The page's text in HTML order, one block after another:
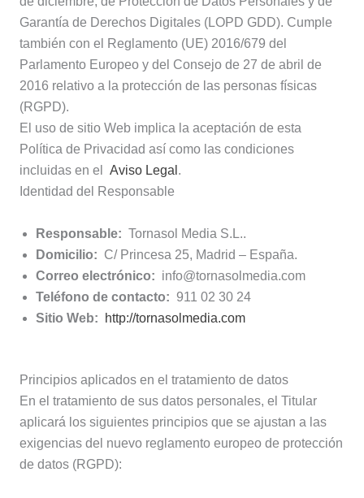
Garantía de Derechos Digitales (LOPD GDD). Cumple
también con el Reglamento (UE) 2016/679 del
Parlamento Europeo y del Consejo de 27 de abril de
2016 relativo a la protección de las personas físicas
(RGPD).
El uso de sitio Web implica la aceptación de esta
Política de Privacidad así como las condiciones
incluidas en el Aviso Legal .
Identidad del Responsable
Responsable: Tornasol Media S.L..
Domicilio: C/ Princesa 25, Madrid – España.
Correo electrónico: info@tornasolmedia.com
Teléfono de contacto: 911 02 30 24
Sitio Web:
http://tornasolmedia.com
Principios aplicados en el tratamiento de datos
En el tratamiento de sus datos personales, el Titular
aplicará los siguientes principios que se ajustan a las
exigencias del nuevo reglamento europeo de protección
de datos (RGPD):